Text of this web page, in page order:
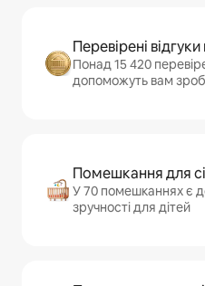
Перевірені
Понад 15 420
допоможуть вам
Помешкання для
У 70 помешканнях є
зручності для дітей